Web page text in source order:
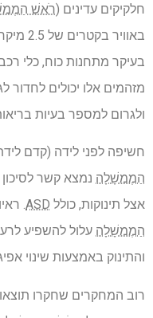
חלקיקים עדינים (רֹאשׁ
באוויר בקטרים ​​של 2.5 מיקרומטר או פחות (
בעיקר מתחנות כוח, כלי
מזהמים אלו יכולים לחדור
ולגרום למספר בעיות
חשיפה לפני לידה (קדם
הַמֶמשָׁלָה נמצא קשר לסיכון
אצל תינוקות, כולל ASD
.
הַמֶמשָׁלָה עלול להשפיע
והתינוק באמצעות שינוי
רוב המחקרים שחקרו